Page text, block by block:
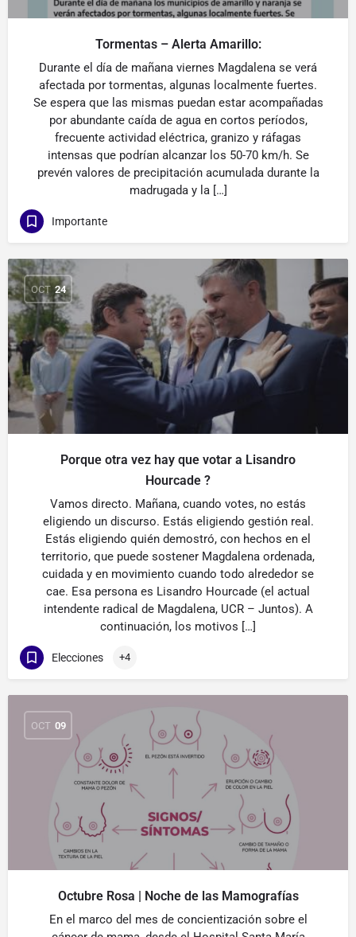
Tormentas – Alerta Amarillo:
Durante el día de mañana viernes Magdalena se verá
afectada por tormentas, algunas localmente fuertes.
Se espera que las mismas puedan estar acompañadas
por abundante caída de agua en cortos períodos,
frecuente actividad eléctrica, granizo y ráfagas
intensas que podrían alcanzar los 50-70 km/h. Se
prevén valores de precipitación acumulada durante la
madrugada y la […]
Importante
OCT 24
Porque otra vez hay que votar a Lisandro
Hourcade ?
Vamos directo. Mañana, cuando votes, no estás
eligiendo un discurso. Estás eligiendo gestión real.
Estás eligiendo quién demostró, con hechos en el
territorio, que puede sostener Magdalena ordenada,
cuidada y en movimiento cuando todo alrededor se
cae. Esa persona es Lisandro Hourcade (el actual
intendente radical de Magdalena, UCR – Juntos). A
continuación, los motivos […]
Elecciones +4
OCT 09
Octubre Rosa | Noche de las Mamografías
En el marco del mes de concientización sobre el